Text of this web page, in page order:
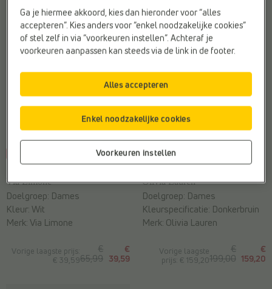
Via Limone
Vorige laagste prijs:
€ 39,59
€
65,99
€
39,59
Doelgroep: Dames
Kleur:Wit
Merk:Via Limone
-20%
Olivia Lauren
Vorige laagste
prijs: € 159,20
€
199,00
€
159,20
Doelgroep: Dames
Kleurspecificatie: Donkerbruin
Merk: Olivia Lauren
Ga je hiermee akkoord, kies dan hieronder voor “alles
accepteren”. Kies anders voor “enkel noodzakelijke cookies”
of stel zelf in via “voorkeuren instellen”. Achteraf je
voorkeuren aanpassen kan steeds via de link in de footer.
Voorkeuren instellen
Enkel noodzakelijke cookies
Alles accepteren